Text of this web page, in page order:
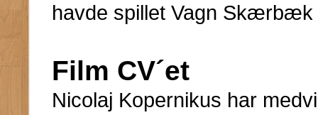
havde spillet Vagn Skærbæk
Film CV´et
Nicolaj Kopernikus har